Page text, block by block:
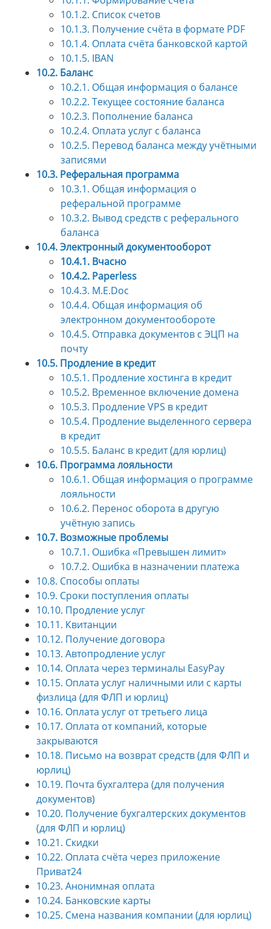
10.1.2. Список счетов
10.1.3. Получение счёта в формате PDF
10.1.4. Оплата счёта банковской картой
10.1.5. IBAN
10.2. Баланс
10.2.1. Общая информация о балансе
10.2.2. Текущее состояние баланса
10.2.3. Пополнение баланса
10.2.4. Оплата услуг с баланса
10.2.5. Перевод баланса между учётными
записями
10.3. Реферальная программа
10.3.1. Общая информация о
реферальной программе
10.3.2. Вывод средств с реферального
баланса
10.4. Электронный документооборот
10.4.1. Вчасно
10.4.2. Paperless
10.4.3. M.E.Doc
10.4.4. Общая информация об
электронном документообороте
10.4.5. Отправка документов с ЭЦП на
почту
10.5. Продление в кредит
10.5.1. Продление хостинга в кредит
10.5.2. Временное включение домена
10.5.3. Продление VPS в кредит
10.5.4. Продление выделенного сервера
в кредит
10.5.5. Баланс в кредит (для юрлиц)
10.6. Программа лояльности
10.6.1. Общая информация о программе
лояльности
10.6.2. Перенос оборота в другую
учётную запись
10.7. Возможные проблемы
10.7.1. Ошибка «Превышен лимит»
10.7.2. Ошибка в назначении платежа
10.8. Способы оплаты
10.9. Сроки поступления оплаты
10.10. Продление услуг
10.11. Квитанции
10.12. Получение договора
10.13. Автопродление услуг
10.14. Оплата через терминалы EasyPay
10.15. Оплата услуг наличными или с карты
физлица (для ФЛП и юрлиц)
10.16. Оплата услуг от третьего лица
10.17. Оплата от компаний, которые
закрываются
10.18. Письмо на возврат средств (для ФЛП и
юрлиц)
10.19. Почта бухгалтера (для получения
документов)
10.20. Получение бухгалтерских документов
(для ФЛП и юрлиц)
10.21. Скидки
10.22. Оплата счёта через приложение
Приват24
10.23. Анонимная оплата
10.24. Банковские карты
10.25. Смена названия компании (для юрлиц)